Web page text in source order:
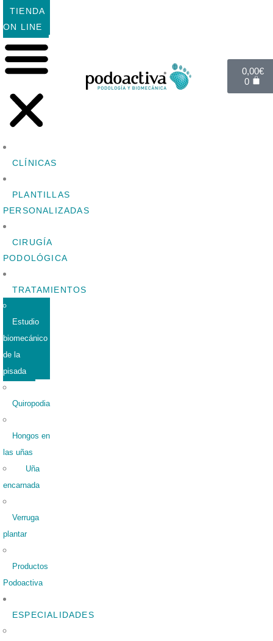
TIENDA
ON LINE
CLÍNICAS
PLANTILLAS
PERSONALIZADAS
CIRUGÍA
PODOLÓGICA
TRATAMIENTOS
Estudio
biomecánico
de la
pisada
Quiropodia
Hongos en
las uñas
Uña
encarnada
Verruga
plantar
Productos
Podoactiva
ESPECIALIDADES
0,00€
0